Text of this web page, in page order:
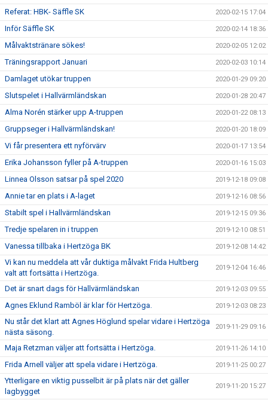
Referat: HBK- Säffle SK 2020-02-15 17:04
Inför Säffle SK 2020-02-14 18:36
Målvaktstränare sökes! 2020-02-05 12:02
Träningsrapport Januari 2020-02-03 10:14
Damlaget utökar truppen 2020-01-29 09:20
Slutspelet i Hallvärmländskan 2020-01-28 20:47
Alma Norén stärker upp A-truppen 2020-01-22 08:13
Gruppseger i Hallvärmländskan! 2020-01-20 18:09
Vi får presentera ett nyförvärv 2020-01-17 13:54
Erika Johansson fyller på A-truppen 2020-01-16 15:03
Linnea Olsson satsar på spel 2020 2019-12-18 09:08
Annie tar en plats i A-laget 2019-12-16 08:56
Stabilt spel i Hallvärmländskan 2019-12-15 09:36
Tredje spelaren in i truppen 2019-12-10 08:51
Vanessa tillbaka i Hertzöga BK 2019-12-08 14:42
Vi kan nu meddela att vår duktiga målvakt Frida Hultberg
valt att fortsätta i Hertzöga.
2019-12-04 16:46
Det är snart dags för Hallvärmländskan 2019-12-03 09:55
Agnes Eklund Ramböl är klar för Hertzöga. 2019-12-03 08:23
Nu står det klart att Agnes Höglund spelar vidare i Hertzöga
nästa säsong.
2019-11-29 09:16
Maja Retzman väljer att fortsätta i Hertzöga. 2019-11-26 14:10
Frida Arnell väljer att spela vidare i Hertzöga. 2019-11-25 00:27
Ytterligare en viktig pusselbit är på plats när det gäller
lagbygget
2019-11-20 15:27